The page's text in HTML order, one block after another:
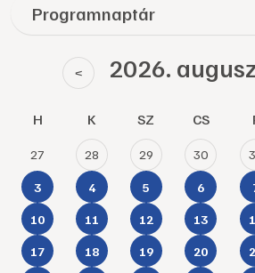
Programnaptár
< 2026.
H K SZ CS
27 28 29 30
3 4 5 6
10 11 12 13
17 18 19 20